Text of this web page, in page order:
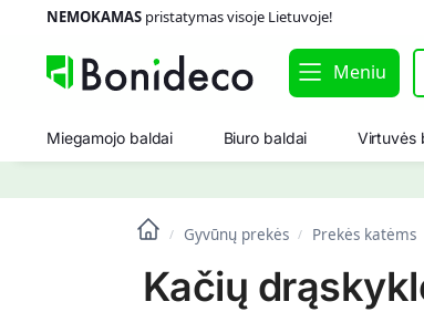
NEMOKAMASpristatymas visoje Lietuvoje!
Meniu
Miegamojo baldai Biuro baldai Virtuvės
/ Gyvūnų prekės / Prekės katėms
Kačių